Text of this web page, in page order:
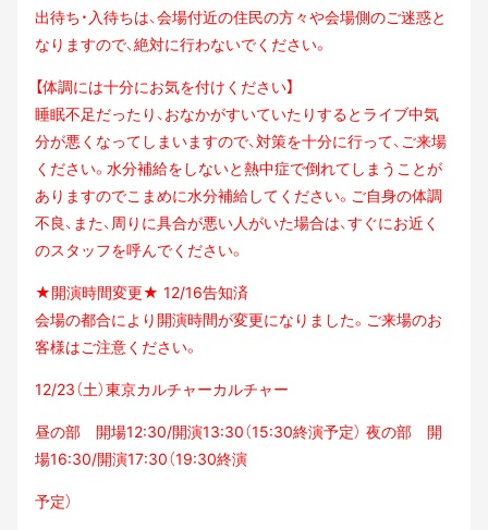
出待ち・入待ちは、会場付近の住民の方々や会場側のご迷惑と
なりますので、絶対に行わないでください。
【体調には十分にお気を付けください】
睡眠不足だったり、おなかがすいていたりするとライブ中気
分が悪くなってしまいますので、対策を十分に行って、ご来場
ください。水分補給をしないと熱中症で倒れてしまうことが
あり ますのでこまめに水分補給してください。ご自身の体調
不良、また、周りに具合が悪い人がいた場合は、すぐにお近く
のスタッフを呼んでください。
★開演時間変更★ 12/16告知済
会場の都合により開演時間が変更になりました。ご来場のお
客様はご注意ください。
12/23（土）東京カルチャーカルチャー
昼の部 開場12:30/開演13:30（15:30終演予定） 夜の部 開
場16:30/開演17:30（19:30終演
予定）